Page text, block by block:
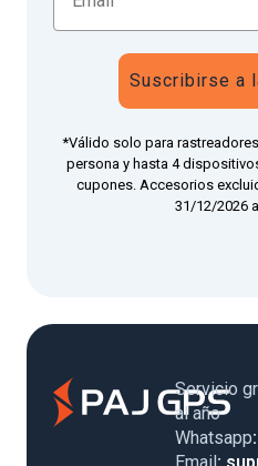
Suscribirse a
*Válido solo para
persona y hasta 4
cupones. Accesorios
31/12/2026
Servicio
al año
Whatsapp